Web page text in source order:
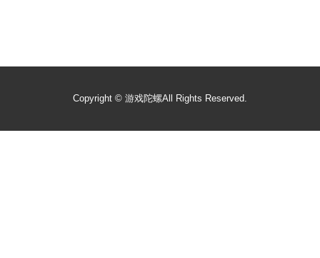
Copyright © 游戏陀螺All Rights Reserved.